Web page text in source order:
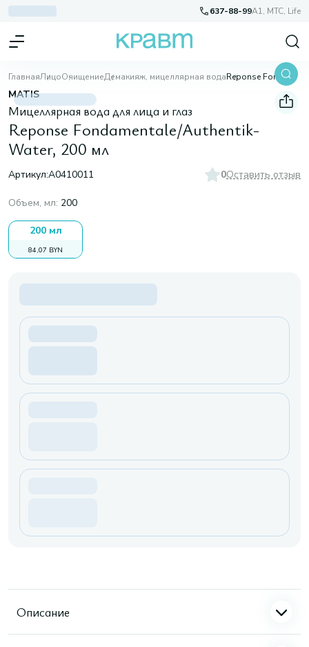
637-88-99A1, МТС, Life
ГлавнаяЛицоОчищениеДемакияж, мицеллярная вода Reponse Fondamentale/Authentik-Water, 200 мл
MATIS
Мицеллярная вода для лица и глаз
Reponse Fondamentale/Authentik-
Water, 200 мл
Артикул:A0410011 0Оставить отзыв
Объем, мл: 200
200 мл
84,07 BYN
Описание